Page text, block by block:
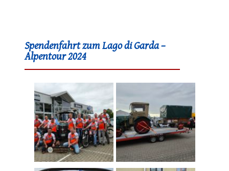
Spendenfahrt zum Lago di Garda –
Alpentour 2024